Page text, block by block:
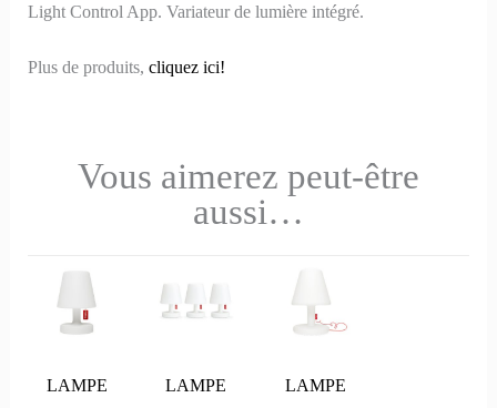
Light Control App. Variateur de lumière intégré.
Plus de produits,cliquez ici!
Vous aimerez peut-être
aussi…
LAMPE
LAMPE
LAMPE